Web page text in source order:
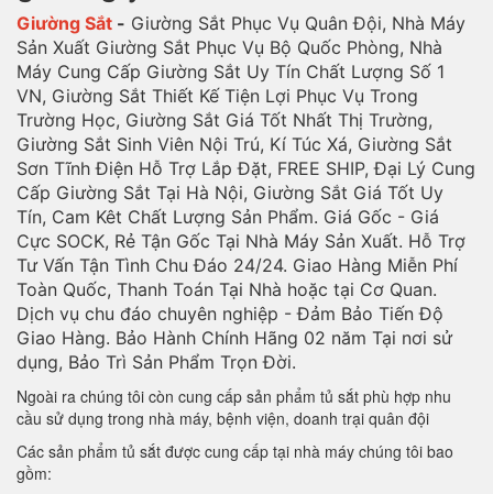
Giường Sắt - Giường Sắt Phục Vụ Quân Đội, Nhà Máy
Sản Xuất Giường Sắt Phục Vụ Bộ Quốc Phòng, Nhà
Máy Cung Cấp Giường Sắt Uy Tín Chất Lượng Số 1
VN, Giường Sắt Thiết Kế Tiện Lợi Phục Vụ Trong
Trường Học, Giường Sắt Giá Tốt Nhất Thị Trường,
Giường Sắt Sinh Viên Nội Trú, Kí Túc Xá, Giường Sắt
Sơn Tĩnh Điện Hỗ Trợ Lắp Đặt, FREE SHIP, Đại Lý Cung
Cấp Giường Sắt Tại Hà Nội, Giường Sắt Giá Tốt Uy
Tín, Cam Kêt Chất Lượng Sản Phẩm. Giá Gốc - Giá
Cực SOCK, Rẻ Tận Gốc Tại Nhà Máy Sản Xuất. Hỗ Trợ
Tư Vấn Tận Tình Chu Đáo 24/24. Giao Hàng Miễn Phí
Toàn Quốc, Thanh Toán Tại Nhà hoặc tại Cơ Quan.
Dịch vụ chu đáo chuyên nghiệp - Đảm Bảo Tiến Độ
Giao Hàng. Bảo Hành Chính Hãng 02 năm Tại nơi sử
dụng, Bảo Trì Sản Phẩm Trọn Đời.
Ngoài ra chúng tôi còn cung cấp sản phẩm tủ sắt phù hợp nhu
cầu sử dụng trong nhà máy, bệnh viện, doanh trại quân đội
Các sản phẩm tủ sắt được cung cấp tại nhà máy chúng tôi bao
gồm: